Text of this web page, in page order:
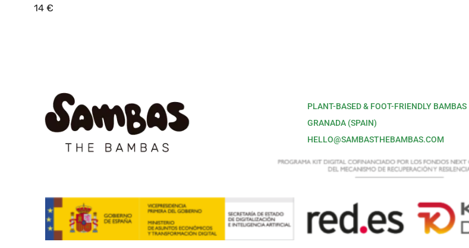
14 €
PLANT-BASED & FOOT-FRIENDLY BAMBAS
GRANADA (SPAIN)
HELLO@SAMBASTHEBAMBAS.COM